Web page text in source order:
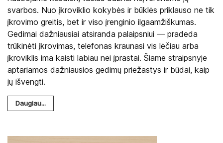
svarbos. Nuo įkroviklio kokybės ir būklės priklauso ne tik
įkrovimo greitis, bet ir viso įrenginio ilgaamžiškumas.
Gedimai dažniausiai atsiranda palaipsniui — pradeda
trūkinėti įkrovimas, telefonas kraunasi vis lėčiau arba
įkroviklis ima kaisti labiau nei įprastai. Šiame straipsnyje
aptariamos dažniausios gedimų priežastys ir būdai, kaip
jų išvengti.
Daugiau...